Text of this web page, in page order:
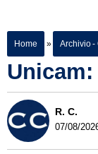
Home » Archivio -
R. C.
07/08/